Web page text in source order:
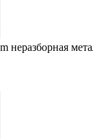
неразборная